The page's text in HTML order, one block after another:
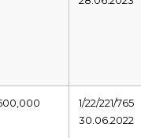
1/22/221/765
30.06.2022